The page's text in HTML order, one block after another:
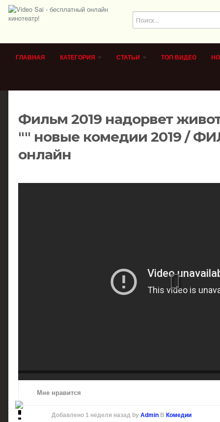
ГЛАВНАЯ КАТЕГОРИЯ СТАТЬИ ТОП ВИДЕО
Фильм 2019 надорвет
"" новые комедии 2019 /
онлайн
Мне нравится
Добавлено 1 неделя назад byAdmin В Комедии